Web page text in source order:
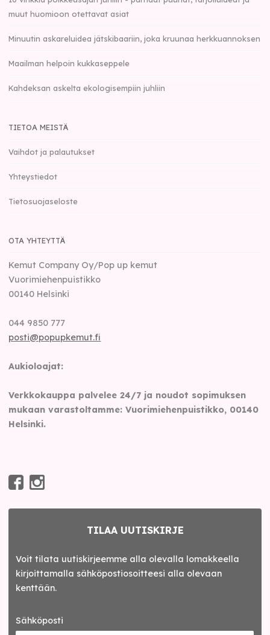
muut huomioon otettavat asiat
Minuutin askareluidea jätskibaariin, joka kruunaa herkkuannoksen
Maailman helpoin kukkaseppele
Kahdeksan askelta ekologisempiin juhliin
TIETOA MEISTÄ
Vaihdot ja palautukset
Yhteystiedot
Tietosuojaseloste
OTA YHTEYTTÄ
Kemut Company Oy/Pop up kemut
Vuorimiehenpuistikko
00140 Helsinki
044 9850 777
posti@popupkemut.fi
Aukioloajat:
Verkkokauppa palvelee 24/7 ja noudot sopimuksen
mukaan varastoltamme: Vuorimiehenpuistikko, 00140
Helsinki.
TILAA UUTISKIRJE
Voit tilata uutiskirjeemme alla olevalla lomakkeella
kirjoittamalla sähköpostiosoitteesi alla olevaan
kenttään.
Sähköposti